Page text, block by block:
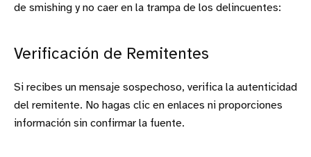
de smishing y no caer en la trampa de los delincuentes:
Verificación de Remitentes
Si recibes un mensaje sospechoso, verifica la autenticidad
del remitente. No hagas clic en enlaces ni proporciones
información sin confirmar la fuente.